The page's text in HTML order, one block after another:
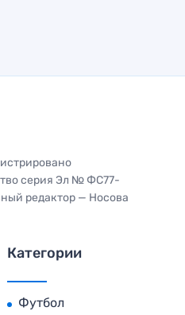
серия Эл № ФС77-
редактор — Носова
Категории
Футбол